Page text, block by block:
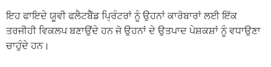
ਇਹ ਫਾਇਦੇ ਯੂਵੀ ਫਲੈਟਬੈੱਡ ਪ੍ਰਿੰਟਰਾਂ ਨੂੰ ਉਹਨਾਂ ਕਾਰੋਬਾਰਾਂ ਲਈ ਇੱਕ
ਤਰਜੀਹੀ ਵਿਕਲਪ ਬਣਾਉਂਦੇ ਹਨ ਜੋ ਉਹਨਾਂ ਦੇ ਉਤਪਾਦ ਪੇਸ਼ਕਸ਼ਾਂ ਨੂੰ ਵਧਾਉਣਾ
ਚਾਹੁੰਦੇ ਹਨ।